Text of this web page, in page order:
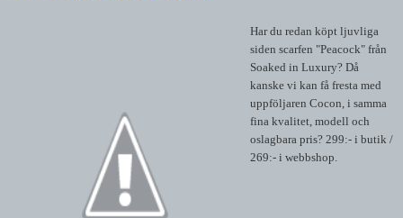
Har du redan köpt ljuvliga
siden scarfen "Peacock" från
Soaked in Luxury? Då
kanske vi kan få fresta med
uppföljaren Cocon, i samma
fina kvalitet, modell och
oslagbara pris? 299:- i butik /
269:- i webbshop.